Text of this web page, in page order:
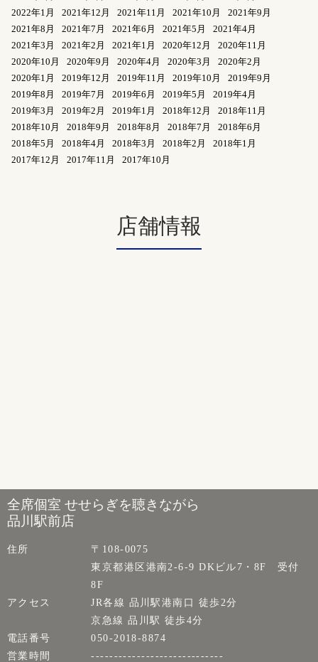
2022年1月
2021年12月 2021年11月 2021年10月
2021年9月
2021年8月
2021年7月 2021年6月 2021年5月
2021年4月
2021年3月
2021年2月 2021年1月 2020年12月
2020年11月
2020年10月
2020年9月 2020年4月 2020年3月
2020年2月
2020年1月
2019年12月 2019年11月 2019年10月
2019年9月
2019年8月
2019年7月 2019年6月 2019年5月
2019年4月
2019年3月
2019年2月 2019年1月 2018年12月
2018年11月
2018年10月
2018年9月 2018年8月 2018年7月
2018年6月
2018年5月
2018年4月 2018年3月 2018年2月
2018年1月
2017年12月
2017年11月 2017年10月
店舗情報
全席個室 せせらぎを聴きながら
品川駅前店
住所
〒108-0075
東京都港区港南2-6-9 DKビル7・8F 受付
8F
アクセス
JR各線 品川駅港南口 徒歩2分
京急線 品川駅 徒歩4分
電話番号
050-2018-8874
営業時間
-----------------------------